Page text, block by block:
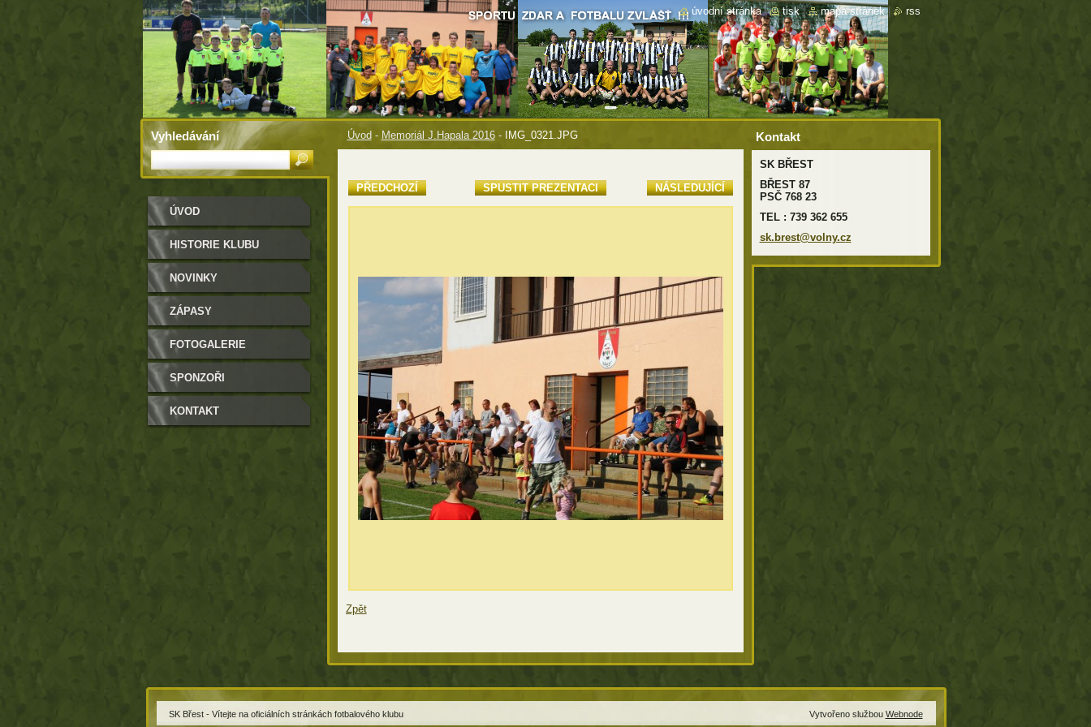
Úvod - Memoriál J.Hapala 2016 - IMG_0321.JPG
PŘEDCHOZÍ SPUSTIT PREZENTACI NÁSLEDUJÍCÍ
Zpět
ÚVOD
HISTORIE KLUBU
NOVINKY
ZÁPASY
FOTOGALERIE
SPONZOŘI
KONTAKT
Kontakt
SK BŘEST
BŘEST 87
PSČ 768 23
TEL : 739 362 655
sk.brest@volny.cz
Vyhledávání
úvodní stránka | tisk | mapa stránek | rss
SK Břest - Vítejte na oficiálních stránkách fotbalového klubu Vytvořeno službou Webnode